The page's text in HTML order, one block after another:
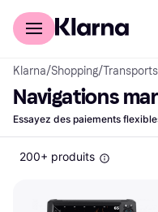
Acheter avec Klarna
Klarna/Shopping/
Navigations
Essayez des paiements
200+ produits